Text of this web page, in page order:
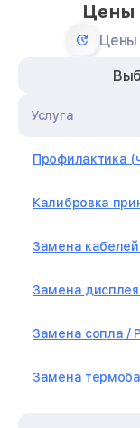
Цены
Цены
Услуга
Профилактика
Калибровка
Замена
Замена
Замена сопла /
Замена